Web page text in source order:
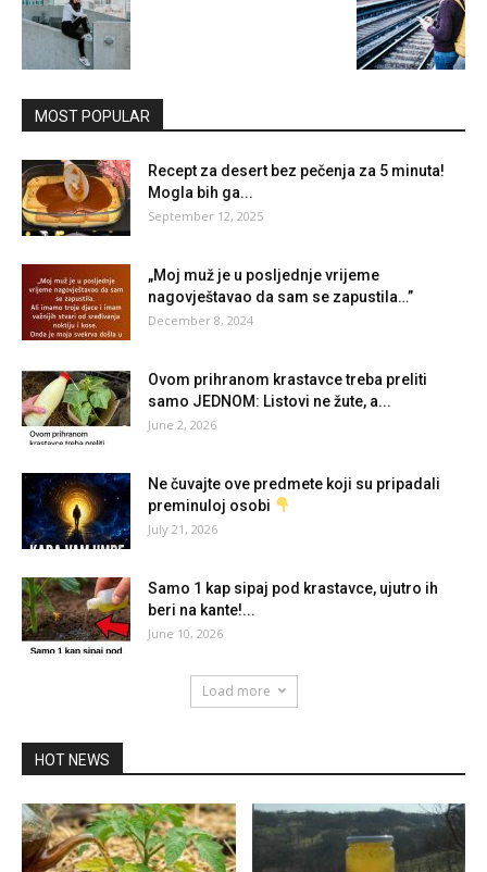
MOST POPULAR
Recept za desert bez pečenja za 5 minuta!
Mogla bih ga...
September 12, 2025
„Moj muž je u posljednje vrijeme
nagovještavao da sam se zapustila…”
December 8, 2024
Ovom prihranom krastavce treba preliti
samo JEDNOM: Listovi ne žute, a...
June 2, 2026
Ne čuvajte ove predmete koji su pripadali
preminuloj osobi
July 21, 2026
Samo 1 kap sipaj pod krastavce, ujutro ih
beri na kante!...
June 10, 2026
Load more
HOT NEWS